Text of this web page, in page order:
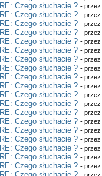
RE: Czego słuchacie ? - przez
RE: Czego słuchacie ? -
RE: Czego słuchacie ? -
RE: Czego słuchacie ? -
RE: Czego słuchacie ? - przez
RE: Czego słuchacie ? -
RE: Czego słuchacie ? - przez
RE: Czego słuchacie ? - przez
RE: Czego słuchacie ? -
RE: Czego słuchacie ? -
RE: Czego słuchacie ? -
RE: Czego słuchacie ? -
RE: Czego słuchacie ? -
RE: Czego słuchacie ? -
RE: Czego słuchacie ? - przez
RE: Czego słuchacie ? - przez
RE: Czego słuchacie ? -
RE: Czego słuchacie ? -
RE: Czego słuchacie ? - przez